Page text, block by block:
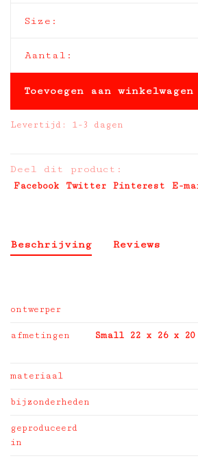
Size:
Aantal:
Toevoegen aan winkelwagen
Levertijd: 1-3 dagen
Deel dit product:
Facebook Twitter Pinterest E-
Beschrijving Reviews
ontwerper
afmetingen
Small 22 x 26 x
materiaal
bijzonderheden
geproduceerd
in